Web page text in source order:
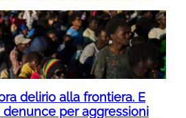
delirio alla frontiera. E
per aggressioni